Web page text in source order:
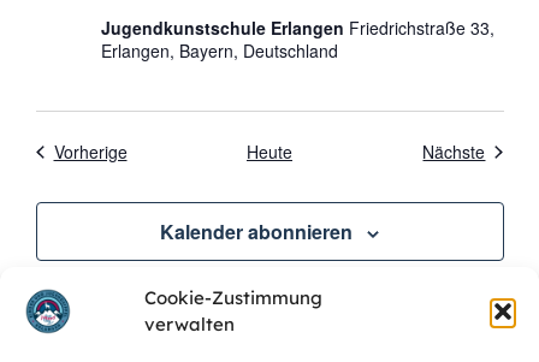
Cookie-Zustimmung
verwalten
Jugendkunstschule Erlangen Friedrichstraße 33,
Erlangen, Bayern, Deutschland
VorherigeVeranstaltungenHeute Nächste
Kalender abonnieren